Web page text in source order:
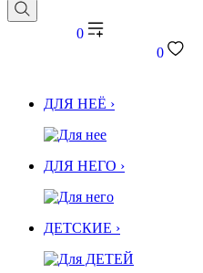
0
0
ДЛЯ НЕЁ ›
ДЛЯ НЕГО ›
ДЕТСКИЕ ›